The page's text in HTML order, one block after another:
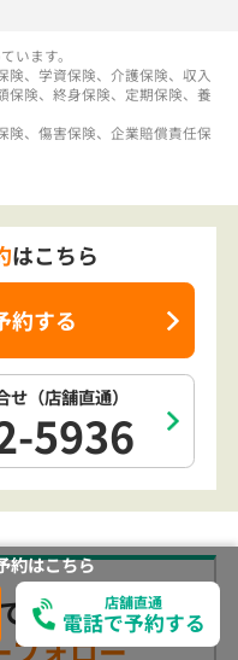
、傷害保険、企業賠償責任保
せ（店舗直通）
5936
約する
も
フォロー
ご契約後もお困り
約はこちら
店舗直通
電話で予約する